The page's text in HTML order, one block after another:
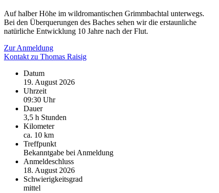
Auf halber Höhe im wildromantischen Grimmbachtal unterwegs.
Bei den Überquerungen des Baches sehen wir die erstaunliche
natürliche Entwicklung 10 Jahre nach der Flut.
Zur Anmeldung
Kontakt zu Thomas Raisig
Datum
19. August 2026
Uhrzeit
09:30 Uhr
Dauer
3,5 h Stunden
Kilometer
ca. 10 km
Treffpunkt
Bekanntgabe bei Anmeldung
Anmeldeschluss
18. August 2026
Schwierigkeitsgrad
mittel